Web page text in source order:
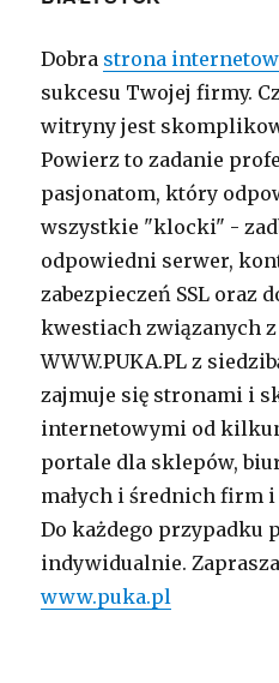
Dobra strona
sukcesu Twojej firmy.
witryny jest
Powierz to zadanie
pasjonatom, który
wszystkie "klocki" -
odpowiedni serwer,
zabezpieczeń SSL oraz
kwestiach związanych
WWW.PUKA.PL z
zajmuje się stronami i
internetowymi od
portale dla sklepów,
małych i średnich firm
Do każdego przypadku
indywidualnie.
www.puka.pl